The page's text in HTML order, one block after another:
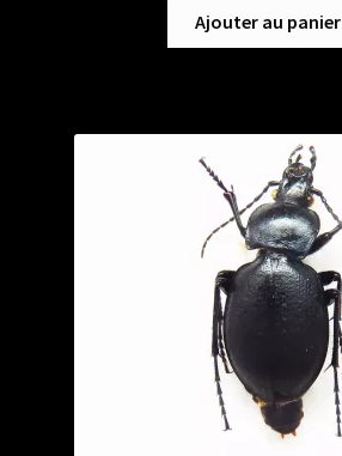
Ajouter au panier